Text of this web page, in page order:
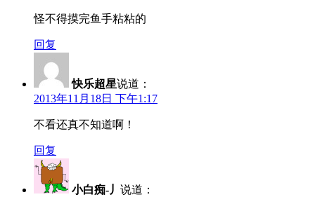
怪不得摸完鱼手粘粘的
回复
快乐超星说道：
2013年11月18日 下午1:17
不看还真不知道啊！
回复
小白痴-丿 说道：